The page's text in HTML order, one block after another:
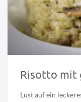
Risotto mit
Lust auf ein